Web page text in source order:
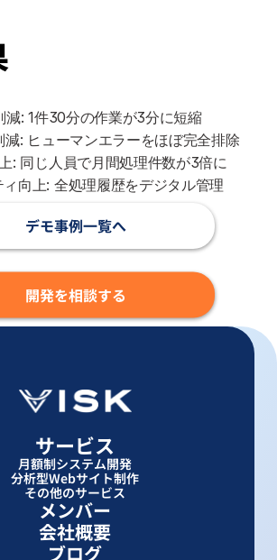
: 1件30分の作業が3分に短縮
減: ヒューマンエラーをほぼ完全排除
: 同じ人員で月間処理件数が3倍に
向上: 全処理履歴をデジタル管理
デモ事例一覧へ
開発を相談する
サービス
月額制システム開発
分析型Webサイト制作
その他のサービス
メンバー
会社概要
ブログ